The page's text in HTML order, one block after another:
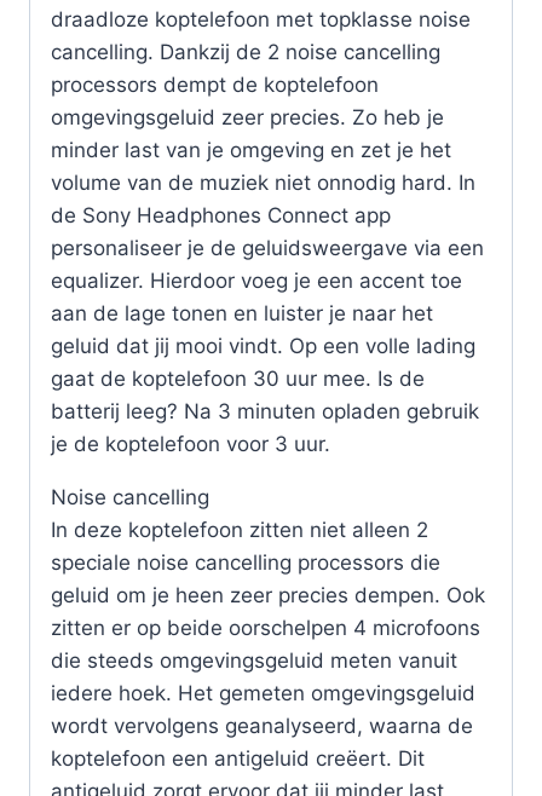
draadloze koptelefoon met topklasse noise
cancelling. Dankzij de 2 noise cancelling
processors dempt de koptelefoon
omgevingsgeluid zeer precies. Zo heb je
minder last van je omgeving en zet je het
volume van de muziek niet onnodig hard. In
de Sony Headphones Connect app
personaliseer je de geluidsweergave via een
equalizer. Hierdoor voeg je een accent toe
aan de lage tonen en luister je naar het
geluid dat jij mooi vindt. Op een volle lading
gaat de koptelefoon 30 uur mee. Is de
batterij leeg? Na 3 minuten opladen gebruik
je de koptelefoon voor 3 uur.
Noise cancelling
In deze koptelefoon zitten niet alleen 2
speciale noise cancelling processors die
geluid om je heen zeer precies dempen. Ook
zitten er op beide oorschelpen 4 microfoons
die steeds omgevingsgeluid meten vanuit
iedere hoek. Het gemeten omgevingsgeluid
wordt vervolgens geanalyseerd, waarna de
koptelefoon een antigeluid creëert. Dit
antigeluid zorgt ervoor dat jij minder last